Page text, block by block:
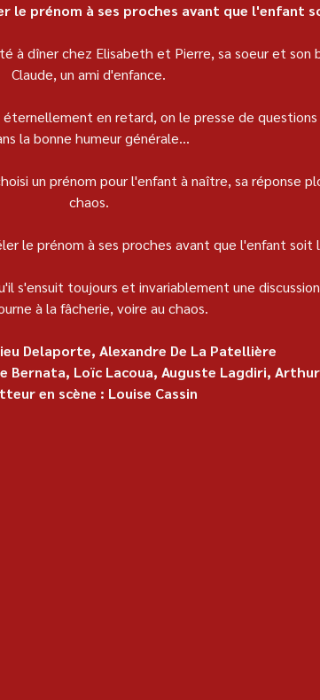
le prénom à ses proches avant que l'enfant
à dîner chez Elisabeth et Pierre, sa soeur et son
Claude, un ami d'enfance.
en retard, on le presse de
la bonne humeur générale...
un prénom pour l'enfant à naître, sa réponse
chaos.
le prénom à ses proches avant que l'enfant soit
s'ensuit toujours et invariablement une
à la fâcherie, voire au chaos.
Delaporte, Alexandre De La Patellière
Bernata, Loïc Lacoua, Auguste Lagdiri,
en scène : Louise Cassin